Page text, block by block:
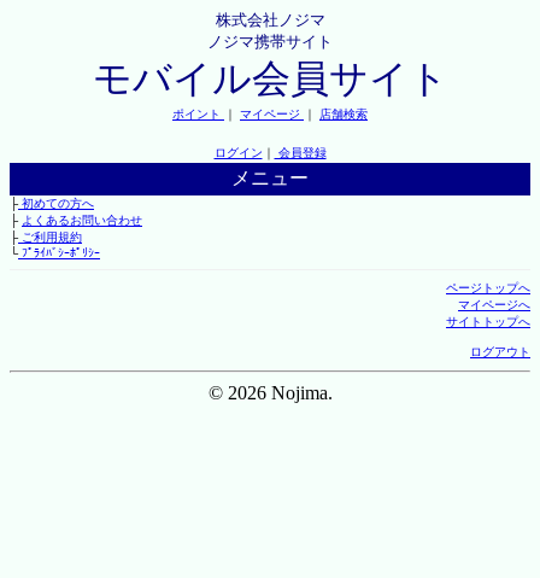
株式会社ノジマ
ノジマ携帯サイト
モバイル会員サイト
ポイント ｜ マイページ ｜ 店舗検索
ログイン ｜ 会員登録
メニュー
├初めての方へ
├ よくあるお問い合わせ
├ご利用規約
└ﾌﾟﾗｲﾊﾞｼｰﾎﾟﾘｼｰ
ページトップへ
マイページへ
サイトトップへ
ログアウト
© 2026 Nojima.